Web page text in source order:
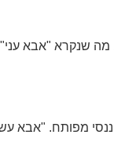
מה שנקרא "אבא
מפותח. "אבא